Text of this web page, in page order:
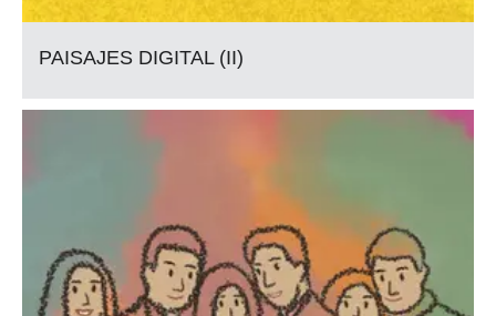
PAISAJES DIGITAL (II)